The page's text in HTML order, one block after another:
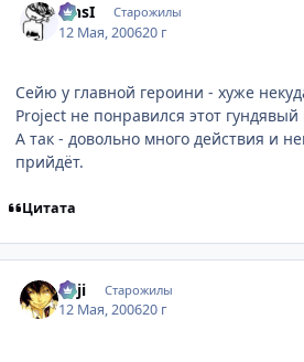
SinsI Старожилы
12 Мая, 200620 г
Сейю у главной героини - хуже
Project не понравился этот гундявый
А так - довольно много действия и
прийдёт.
Цитата
euji Старожилы
12 Мая, 200620 г